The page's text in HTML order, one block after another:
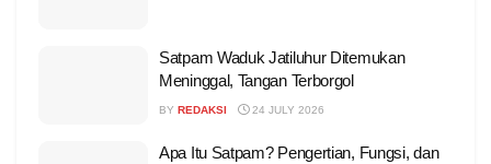
Satpam Waduk Jatiluhur Ditemukan
Meninggal, Tangan Terborgol
BY REDAKSI 24 JULY 2026
Apa Itu Satpam? Pengertian, Fungsi, dan